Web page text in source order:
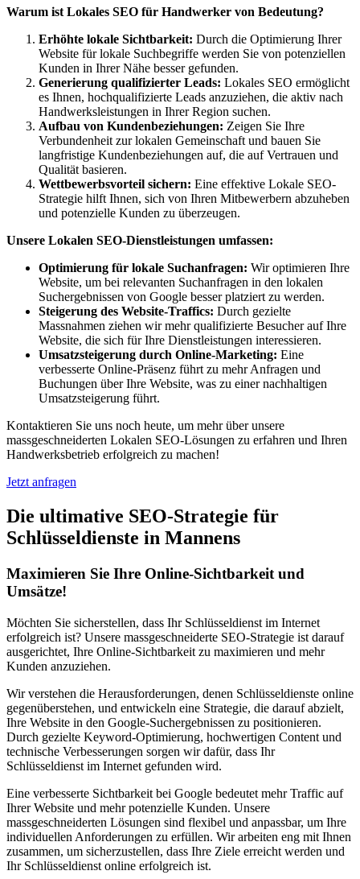
Warum ist Lokales SEO für Handwerker von Bedeutung?
Erhöhte lokale Sichtbarkeit: Durch die Optimierung Ihrer
Website für lokale Suchbegriffe werden Sie von potenziellen
Kunden in Ihrer Nähe besser gefunden.
Generierung qualifizierter Leads: Lokales SEO ermöglicht
es Ihnen, hochqualifizierte Leads anzuziehen, die aktiv nach
Handwerksleistungen in Ihrer Region suchen.
Aufbau von Kundenbeziehungen: Zeigen Sie Ihre
Verbundenheit zur lokalen Gemeinschaft und bauen Sie
langfristige Kundenbeziehungen auf, die auf Vertrauen und
Qualität basieren.
Wettbewerbsvorteil sichern: Eine effektive Lokale SEO-
Strategie hilft Ihnen, sich von Ihren Mitbewerbern abzuheben
und potenzielle Kunden zu überzeugen.
Unsere Lokalen SEO-Dienstleistungen umfassen:
Optimierung für lokale Suchanfragen: Wir optimieren Ihre
Website, um bei relevanten Suchanfragen in den lokalen
Suchergebnissen von Google besser platziert zu werden.
Steigerung des Website-Traffics: Durch gezielte
Massnahmen ziehen wir mehr qualifizierte Besucher auf Ihre
Website, die sich für Ihre Dienstleistungen interessieren.
Umsatzsteigerung durch Online-Marketing: Eine
verbesserte Online-Präsenz führt zu mehr Anfragen und
Buchungen über Ihre Website, was zu einer nachhaltigen
Umsatzsteigerung führt.
Kontaktieren Sie uns noch heute, um mehr über unsere
massgeschneiderten Lokalen SEO-Lösungen zu erfahren und Ihren
Handwerksbetrieb erfolgreich zu machen!
Jetzt anfragen
Die ultimative SEO-Strategie für
Schlüsseldienste in Mannens
Maximieren Sie Ihre Online-Sichtbarkeit und
Umsätze!
Möchten Sie sicherstellen, dass Ihr Schlüsseldienst im Internet
erfolgreich ist? Unsere massgeschneiderte SEO-Strategie ist darauf
ausgerichtet, Ihre Online-Sichtbarkeit zu maximieren und mehr
Kunden anzuziehen.
Wir verstehen die Herausforderungen, denen Schlüsseldienste online
gegenüberstehen, und entwickeln eine Strategie, die darauf abzielt,
Ihre Website in den Google-Suchergebnissen zu positionieren.
Durch gezielte Keyword-Optimierung, hochwertigen Content und
technische Verbesserungen sorgen wir dafür, dass Ihr
Schlüsseldienst im Internet gefunden wird.
Eine verbesserte Sichtbarkeit bei Google bedeutet mehr Traffic auf
Ihrer Website und mehr potenzielle Kunden. Unsere
massgeschneiderten Lösungen sind flexibel und anpassbar, um Ihre
individuellen Anforderungen zu erfüllen. Wir arbeiten eng mit Ihnen
zusammen, um sicherzustellen, dass Ihre Ziele erreicht werden und
Ihr Schlüsseldienst online erfolgreich ist.